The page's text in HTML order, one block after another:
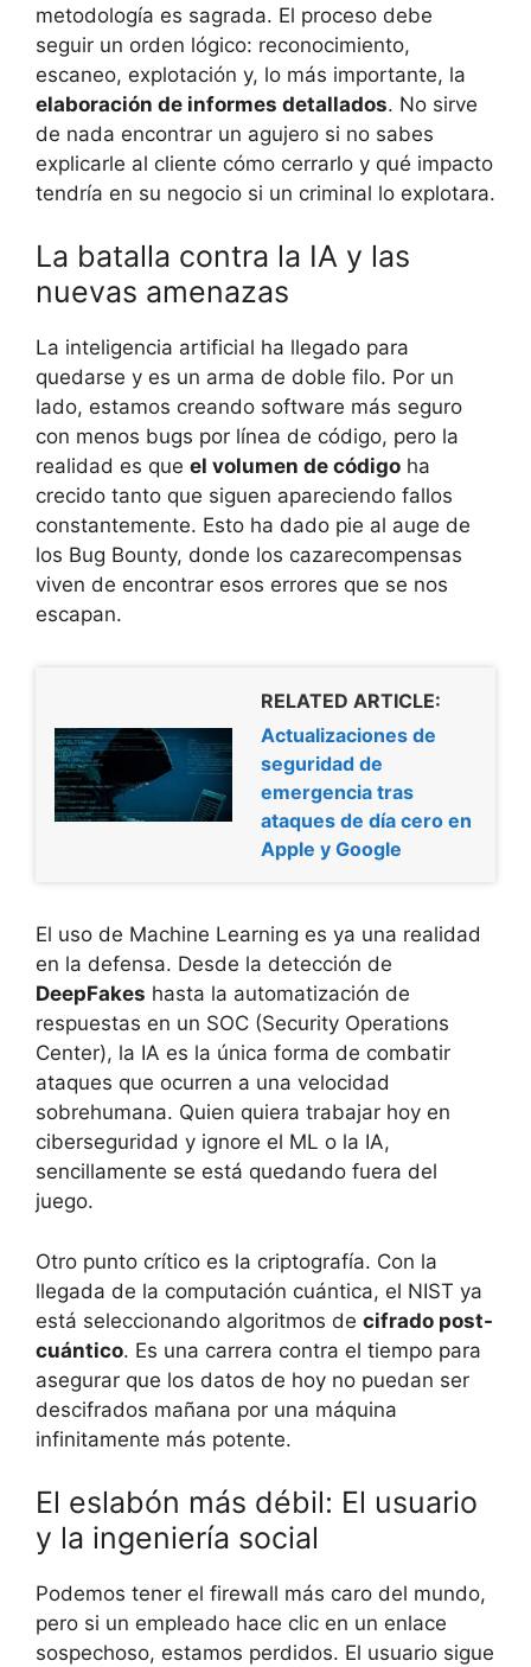
metodología es sagrada. El proceso debe
seguir un orden lógico: reconocimiento,
escaneo, explotación y, lo más importante, la
elaboración de informes detallados. No sirve
de nada encontrar un agujero si no sabes
explicarle al cliente cómo cerrarlo y qué impacto
tendría en su negocio si un criminal lo explotara.
La batalla contra la IA y las
nuevas amenazas
La inteligencia artificial ha llegado para
quedarse y es un arma de doble filo. Por un
lado, estamos creando software más seguro
con menos bugs por línea de código, pero la
realidad es que el volumen de código ha
crecido tanto que siguen apareciendo fallos
constantemente. Esto ha dado pie al auge de
los Bug Bounty, donde los cazarecompensas
viven de encontrar esos errores que se nos
escapan.
RELATED ARTICLE:
Actualizaciones de
seguridad de
emergencia tras
ataques de día cero en
Apple y Google
El uso de Machine Learning es ya una realidad
en la defensa. Desde la detección de
DeepFakes hasta la automatización de
respuestas en un SOC (Security Operations
Center), la IA es la única forma de combatir
ataques que ocurren a una velocidad
sobrehumana. Quien quiera trabajar hoy en
ciberseguridad y ignore el ML o la IA,
sencillamente se está quedando fuera del
juego.
Otro punto crítico es la criptografía. Con la
llegada de la computación cuántica, el NIST ya
está seleccionando algoritmos de cifrado post-
cuántico. Es una carrera contra el tiempo para
asegurar que los datos de hoy no puedan ser
descifrados mañana por una máquina
infinitamente más potente.
El eslabón más débil: El usuario
y la ingeniería social
Podemos tener el firewall más caro del mundo,
pero si un empleado hace clic en un enlace
sospechoso, estamos perdidos. El usuario sigue